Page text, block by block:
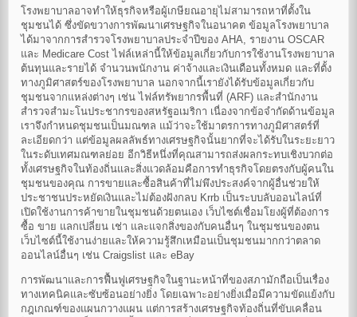
โรงพยาบาลอาจทำให้ธุรกิจหรือผู้เกษียณอายุไม่สามารถหาที่ตั้งใน
ชุมชนได้ ซึ่งขัดขวางการพัฒนาเศรษฐกิจในอนาคต ข้อมูลโรงพยาบาล
ได้มาจากการสำรวจโรงพยาบาลประจำปีของ AHA, รายงาน OSCAR
และ Medicare Cost ไฟล์เหล่านี้ให้ข้อมูลเกี่ยวกับการใช้งานโรงพยาบาล
ต้นทุนและรายได้ จำนวนพนักงาน ค่าจ้างและเงินเดือนทั้งหมด และที่ตั้ง
ทางภูมิศาสตร์ของโรงพยาบาล นอกจากนี้เรายังได้รับข้อมูลเกี่ยวกับ
ชุมชนจากแหล่งต่างๆ เช่น ไฟล์ทรัพยากรพื้นที่ (ARF) และสำนักงาน
สำรวจสำมะโนประชากรของสหรัฐอเมริกา เนื่องจากข้อจำกัดด้านข้อมูล
เราจึงกำหนดชุมชนเป็นมณฑล แม้ว่าจะใช้มาตรการทางภูมิศาสตร์ที่
ละเอียดกว่า แต่ข้อมูลผลลัพธ์ทางเศรษฐกิจนั้นยากที่จะได้รับในระยะยาว
ในระดับเทศมณฑลย่อย อีกวิธีหนึ่งที่คุณสามารถส่งผลกระทบเชิงบวกต่อ
ทั้งเศรษฐกิจในท้องถิ่นและสิ่งแวดล้อมคือการทำธุรกิจโดยตรงกับผู้คนใน
ชุมชนของคุณ การขายและซื้อสินค้าที่ไม่พึงประสงค์จากผู้อื่นช่วยให้
ประชาชนประหยัดเงินและไม่ต้องฝังกลบ Krrb เป็นระบบลับออนไลน์ที่
เปิดใช้งานการค้าขายในชุมชนด้วยตนเอง เว็บไซต์เชื่อมโยงผู้ที่ต้องการ
ซื้อ ขาย แลกเปลี่ยน เช่า และแจกสิ่งของกับคนอื่นๆ ในชุมชนของตน
เว็บไซต์นี้ใช้งานง่ายและให้ความรู้สึกเหมือนเป็นชุมชนมากกว่าตลาด
ออนไลน์อื่นๆ เช่น Craigslist และ eBay
การพัฒนาและการฟื้นฟูเศรษฐกิจในฐานะหน้าที่ของสภามักถือเป็นเรื่อง
ทางเทคนิคและซับซ้อนอย่างยิ่ง โดยเฉพาะอย่างยิ่งเมื่อมีความขัดแย้งกับ
กฎเกณฑ์ของแผนกวางแผน แต่การสร้างเศรษฐกิจท้องถิ่นที่ขับเคลื่อน